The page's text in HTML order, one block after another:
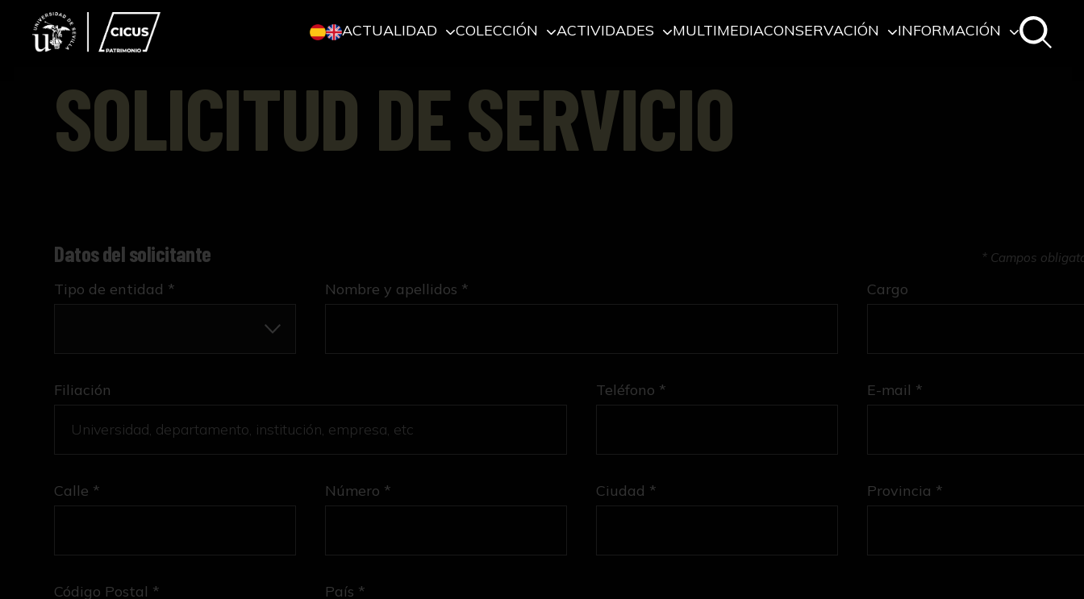
ACTUALIDAD COLECCIÓN ACTIVIDADES MULTIMEDIACONSERVACIÓN INFORMACIÓN
SOLICITUD DE SERVICIO
Datos del solicitante * Campos
Tipo de entidad * Nombre y apellidos * Cargo
Filiación Teléfono * E-mail *
Calle * Número * Ciudad * Provincia *
Código Postal * País *